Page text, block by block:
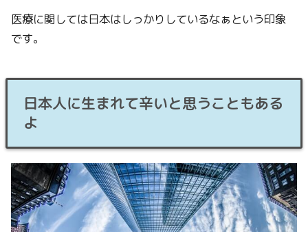
医療に関しては日本はしっかりしているなぁという印象
です。
日本人に生まれて辛いと思うこともある
よ